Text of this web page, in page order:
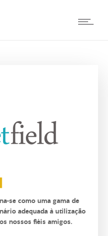
se como uma gama de
adequada à utilização
nossos fiéis amigos.